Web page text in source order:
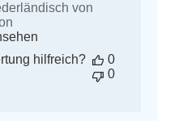
von
hilfreich?
0
0